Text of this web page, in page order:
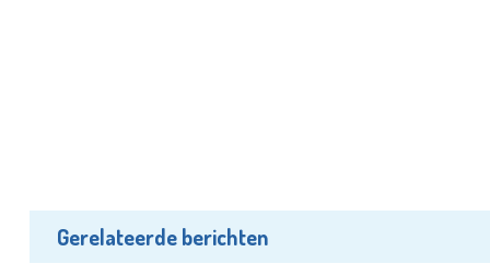
Gerelateerde berichten